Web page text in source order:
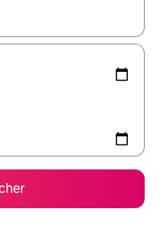
les flèches vers le